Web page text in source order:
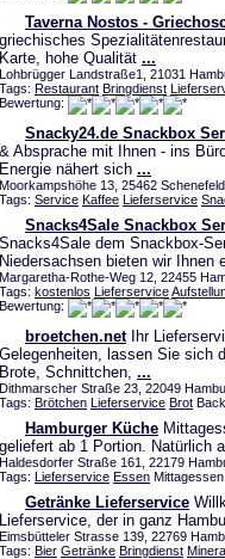
Taverna Nostos -
griechisches
Karte, hohe Qualität ...
Lohbrügger Landstraße1, 21031
Tags: Restaurant Bringdienst
Bewertung:
Snacky24.de Snackbox
& Absprache mit Ihnen - ins
Energie nähert sich ...
Moorkampshöhe 13, 25462
Tags: Service Kaffee Lieferservice
Snacks4Sale Snackbox
Snacks4Sale dem Snackbox-
Niedersachsen bieten wir Ihnen
Margaretha-Rothe-Weg 12, 22455
Tags: kostenlos Lieferservice
Bewertung:
broetchen.netIhr
Gelegenheiten, lassen Sie sich
Brote, Schnittchen, ...
Dithmarscher Straße 23, 22049
Tags: Brötchen Lieferservice Brot
Hamburger Küche
geliefert ab 1 Portion. Natürlich
Haldesdorfer Straße 161, 22179
Tags: Lieferservice Essen Mittagessen
Getränke Lieferservice
Lieferservice, der in ganz
Eimsbütteler Strasse 139, 22769
Tags: Bier Getränke Bringdienst